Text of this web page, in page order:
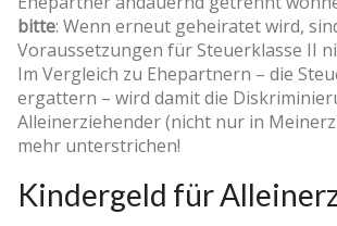
bitte: Wenn erneut geheiratet wird,
Voraussetzungen für Steuerklasse II
Im Vergleich zu Ehepartnern – die
ergattern – wird damit die
Alleinerziehender (nicht nur in
mehr unterstrichen!
Kindergeld für